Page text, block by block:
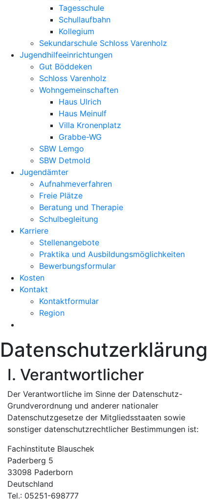
Tagesschule
Schullaufbahn
Kollegium
Sekundarschule Schloss Varenholz
Jugendhilfeeinrichtungen
Gut Böddeken
Schloss Varenholz
Wohngemeinschaften
Haus Ulrich
Haus Meinulf
Villa Kronenplatz
Grabbe-WG
SBW Lemgo
SBW Detmold
Jugendämter
Aufnahmeverfahren
Freie Plätze
Beratung und Therapie
Schulbegleitung
Karriere
Stellenangebote
Praktika und Ausbildungsmöglichkeiten
Bewerbungsformular
Kosten
Kontakt
Kontaktformular
Region
Datenschutzerklärung
I. Verantwortlicher
Der Verantwortliche im Sinne der Datenschutz-
Grundverordnung und anderer nationaler
Datenschutzgesetze der Mitgliedsstaaten sowie
sonstiger datenschutzrechtlicher Bestimmungen ist:
Fachinstitute Blauschek
Paderberg 5
33098 Paderborn
Deutschland
Tel.: 05251-698777